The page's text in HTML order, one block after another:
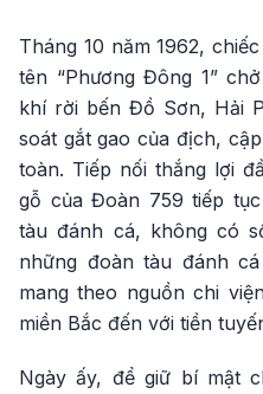
Tháng 10 năm 1962,
tên “Phương Đông 1”
khí rời bến Đồ Sơn, Hải
soát gắt gao của địch,
toàn. Tiếp nối thắng lợi
gỗ của Đoàn 759 tiếp
tàu đánh cá, không có
những đoàn tàu đánh
mang theo nguồn chi
miền Bắc đến với tiền
Ngày ấy, để giữ bí mật